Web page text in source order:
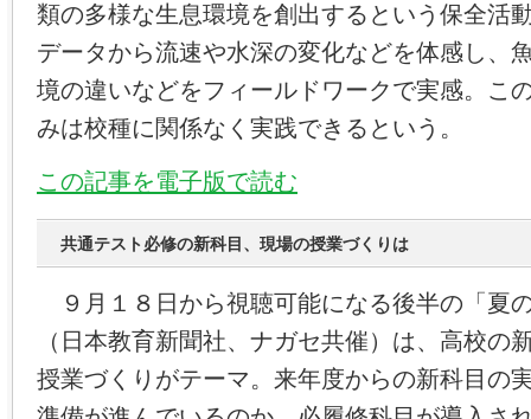
類の多様な生息環境を創出するという保全活
データから流速や水深の変化などを体感し、
境の違いなどをフィールドワークで実感。こ
みは校種に関係なく実践できるという。
この記事を電子版で読む
共通テスト必修の新科目、現場の授業づくりは
９月１８日から視聴可能になる後半の「夏
（日本教育新聞社、ナガセ共催）は、高校の
授業づくりがテーマ。来年度からの新科目の